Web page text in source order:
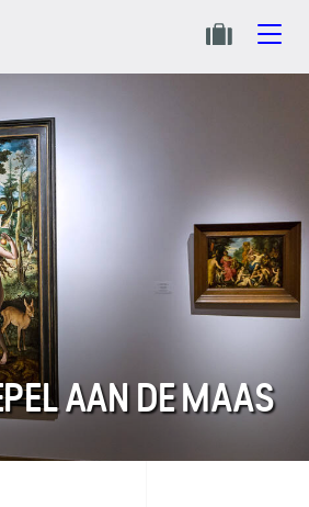
AAN DE MAAS